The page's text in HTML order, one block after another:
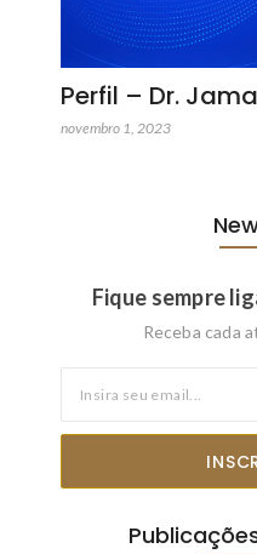
Perfil – Dr.
novembro 1, 2023
Fique sempre
Receba cada